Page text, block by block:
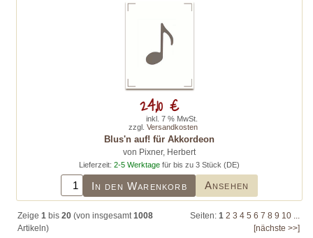
Blus'n auf! für Akkordeon
von Pixner, Herbert
Lieferzeit: 2-5 Werktagefür bis zu 3 Stück (DE)
In den Warenkorb Ansehen
24,10 €
inkl. 7 % MwSt.
zzgl. Versandkosten
Zeige 1 bis 20 (von insgesamt1008
Artikeln)
Seiten: 1 2 3 4 5 6 7 8 9 10 ...
[nächste >>]